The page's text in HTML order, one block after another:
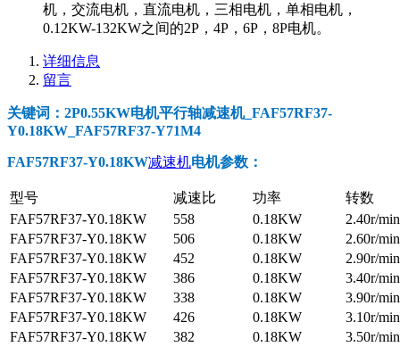
机，交流电机，直流电机，三相电机，单相电机，
0.12KW-132KW之间的2P，4P，6P，8P电机。
详细信息
留言
关键词：2P0.55KW电机平行轴减速机_FAF57RF37-
Y0.18KW_FAF57RF37-Y71M4
FAF57RF37-Y0.18KW减速机电机参数 ：
型号 减速比 功率
转数
FAF57RF37-Y0.18KW
558 0.18KW
2.40r/min
FAF57RF37-Y0.18KW
506 0.18KW
2.60r/min
FAF57RF37-Y0.18KW
452 0.18KW
2.90r/min
FAF57RF37-Y0.18KW
386 0.18KW
3.40r/min
FAF57RF37-Y0.18KW
338 0.18KW
3.90r/min
FAF57RF37-Y0.18KW
426 0.18KW
3.10r/min
FAF57RF37-Y0.18KW
382 0.18KW
3.50r/min